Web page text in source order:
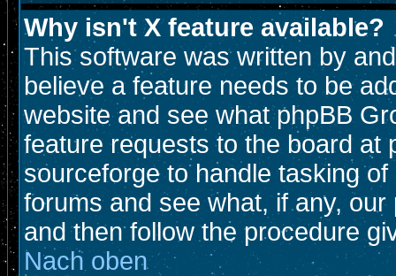
Why isn't X feature available?
This software was written by
believe a feature needs to be
website and see what phpBB
feature requests to the board at
sourceforge to handle tasking
forums and see what, if any,
and then follow the procedure
Nach oben